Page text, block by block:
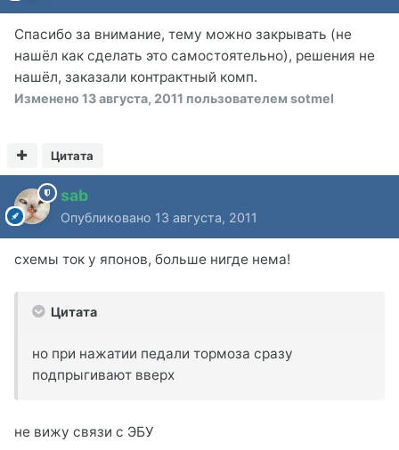
Спасибо за внимание, тему можно закрывать (не
нашёл как сделать это самостоятельно), решения не
нашёл, заказали контрактный комп.
Изменено 13 августа, 2011 пользователем sotmel
Цитата
sab
Опубликовано 13 августа, 2011
схемы ток у японов, больше нигде нема!
Цитата
но при нажатии педали тормоза сразу
подпрыгивают вверх
не вижу связи с ЭБУ